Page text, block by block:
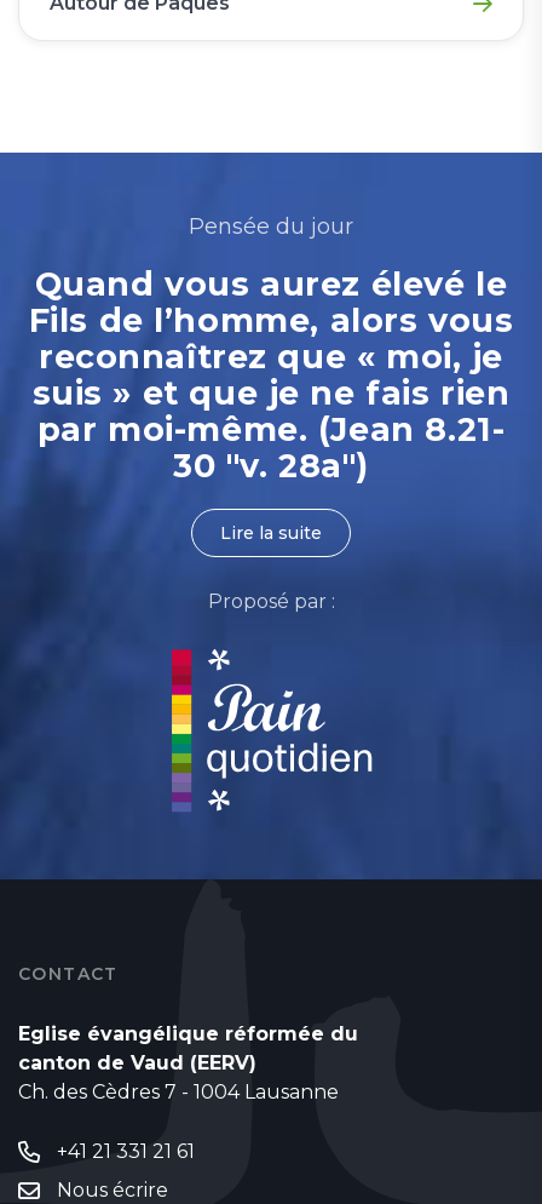
Pensée du jour
Quand vous aurez élevé le
Fils de l’homme, alors vous
reconnaîtrez que « moi, je
suis » et que je ne fais rien
par moi-même. (Jean 8.21-
30 "v. 28a")
Lire la suite
Proposé par :
CONTACT
Eglise évangélique réformée du
canton de Vaud (EERV)
Ch. des Cèdres 7 - 1004 Lausanne
+41 21 331 21 61
Nous écrire